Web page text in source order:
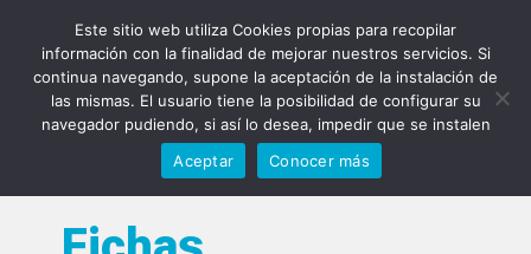
Este sitio web utiliza Cookies propias para recopilar
información con la finalidad de mejorar nuestros servicios. Si
continua navegando, supone la aceptación de la instalación de
las mismas. El usuario tiene la posibilidad de configurar su
navegador pudiendo, si así lo desea, impedir que se instalen
Aceptar
Conocer más